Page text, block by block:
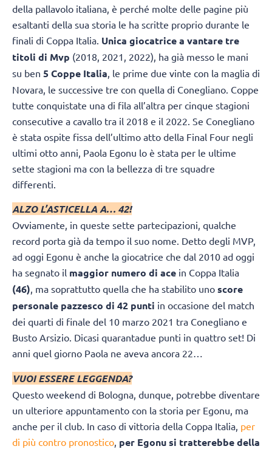
della pallavolo italiana, è perché molte delle pagine più
esaltanti della sua storia le ha scritte proprio durante le
finali di Coppa Italia. Unica giocatrice a vantare tre
titoli di Mvp (2018, 2021, 2022), ha già messo le mani
su ben 5 Coppe Italia, le prime due vinte con la maglia di
Novara, le successive tre con quella di Conegliano. Coppe
tutte conquistate una di fila all’altra per cinque stagioni
consecutive a cavallo tra il 2018 e il 2022. Se Conegliano
è stata ospite fissa dell’ultimo atto della Final Four negli
ultimi otto anni, Paola Egonu lo è stata per le ultime
sette stagioni ma con la bellezza di tre squadre
differenti.
ALZO L’ASTICELLA A… 42!
Ovviamente, in queste sette partecipazioni, qualche
record porta già da tempo il suo nome. Detto degli MVP,
ad oggi Egonu è anche la giocatrice che dal 2010 ad oggi
ha segnato il maggior numero di ace in Coppa Italia
(46), ma soprattutto quella che ha stabilito uno score
personale pazzesco di 42 punti in occasione del match
dei quarti di finale del 10 marzo 2021 tra Conegliano e
Busto Arsizio. Dicasi quarantadue punti in quattro set! Di
anni quel giorno Paola ne aveva ancora 22…
VUOI ESSERE LEGGENDA?
Questo weekend di Bologna, dunque, potrebbe diventare
un ulteriore appuntamento con la storia per Egonu, ma
anche per il club. In caso di vittoria della Coppa Italia, per
di più contro pronostico per Egonu si tratterebbe della